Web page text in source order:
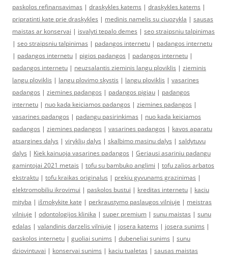
paskolos refinansavimas | draskykles katems | draskykles katems |
pripratinti kate prie draskykles | medinis namelis su ciuozykla | sausas
maistas ar konservai | isvalyti tepalo demes | seo straipsniu talpinimas
| seo straipsniu talpinimas | padangos internetu | padangos internetu
| padangos internetu | pigios padangos | padangos internetu |
padangos internetu | neuzsalantis zieminis langu ploviklis | zieminis
langu ploviklis | langu plovimo skystis | langu ploviklis | vasarines
padangos | ziemines padangos | padangos pigiau | padangos
internetu | nuo kada keiciamos padangos | ziemines padangos |
vasarines padangos | padangu pasirinkimas | nuo kada keiciamos
padangos | ziemines padangos | vasarines padangos | kavos aparatu
atsargines dalys | viryklių dalys | skalbimo masinu dalys | saldytuvu
dalys | Kiek kainuoja vasarines padangos | Geriausi asariniu padangu
gamintojai 2021 metais | tofu su bambuko anglimi | tofu zalios arbatos
ekstraktu | tofu kraikas originalus | prekiu gyvunams grazinimas |
elektromobiliu ikrovimui | paskolos bustui | kreditas internetu | kaciu
mityba | išmokykite katę | perkraustymo paslaugos vilniuje | meistras
vilniuje | odontologijos klinika | super premium | sunu maistas | sunu
edalas | valandinis darzelis vilniuje | josera katems | josera sunims |
paskolos internetu | guoliai sunims | dubeneliai sunims | sunu
dziovintuvai | konservai sunims | kaciu tualetas | sausas maistas